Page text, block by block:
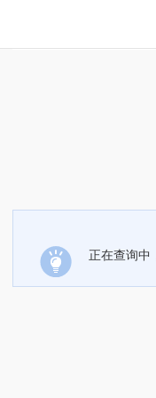
正在查询中